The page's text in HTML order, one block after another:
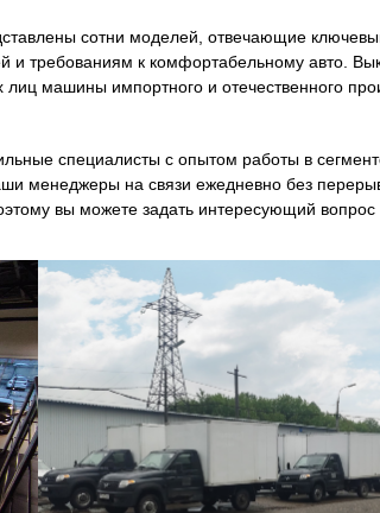
сотни моделей, отвечающие
и требованиям к комфортабельному авто.
машины импортного и отечественного
специалисты с опытом работы в
менеджеры на связи ежедневно без
вы можете задать интересующий вопрос